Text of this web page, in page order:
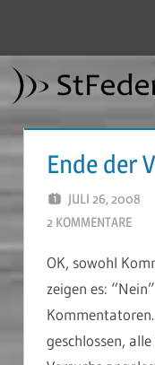
springen
Ende der
JULI 26, 2008
2 KOMMENTARE
OK, sowohl
zeigen es:
geschlossen,